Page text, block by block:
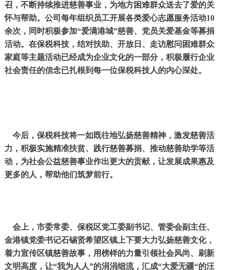
召，不断持续推进慈善事业，为地方困难群众送去了爱的关
怀与帮助。公司每年组织员工开展各类爱心志愿服务活动10
余次，同时积极参加“爱满港城”慈善、党员关爱基金等募捐
活动。在保税科技，结对扶助、开放日、走访慰问困难群众
家庭等主题活动已经成为企业文化的一部分，积极履行企业
社会责任的信念已扎根到每一位保税科技人的内心深处。
今后，保税科技将一如既往地弘扬慈善精神，激发慈善活
力，积极实施精准扶贫、践行慈善募捐、推动慈善助学等活
动，为社会公益慈善事业作出更大的贡献，让发展成果惠及
更多的人，帮助他们筑梦前行。
会上，市委常委、保税区党工委副书记、管委会副主任、
金港镇党委书记石锡贤希望区镇上下要大力弘扬慈善文化，
着力宣传区镇慈善故事，用榜样的力量引领社会风尚、刷新
文明高度，让“我为人人”的涓涓细流，汇成“大爱无疆“的汪